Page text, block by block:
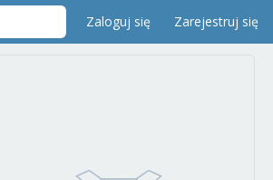
Zaloguj się Zarejestruj się